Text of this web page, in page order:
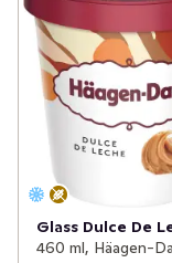
Glass Dulce De
460 ml, Häagen-